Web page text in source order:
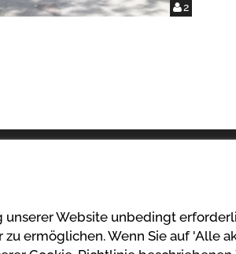
2
by
Website unbedingt
ermöglichen. Wenn Sie auf 'Alle